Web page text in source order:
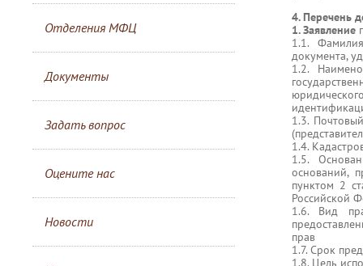
Отделения МФЦ
Документы
Задать вопрос
Оцените нас
Новости
4. Перечень
1. Заявление
1.1.
документа,
1.2.
1.3.
1.4.
1.5.
оснований,
пунктом 2
Российской
1.6. Вид
прав
1.7. Срок
1.8. Цель